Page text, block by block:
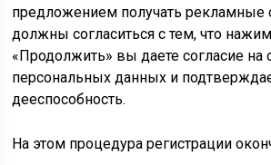
предложением получать рекламные
должны согласиться с тем, что
«Продолжить» вы даете согласие на
персональных данных и
дееспособность.
На этом процедура регистрации